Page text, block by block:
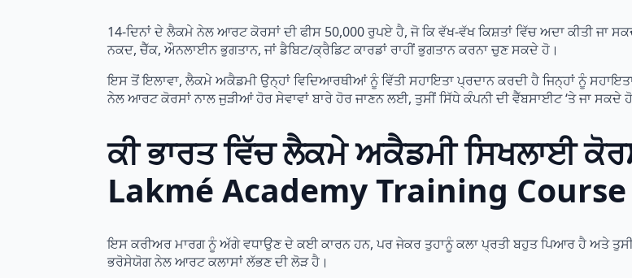
14-ਦਿਨਾਂ ਦੇ ਲੈਕਮੇ ਨੇਲ ਆਰਟ ਕੋਰਸਾਂ ਦੀ ਫੀਸ 50,000 ਰੁਪਏ ਹੈ, ਜੋ ਕਿ ਵੱਖ-ਵੱਖ ਕਿਸ਼ਤਾਂ ਵਿੱਚ ਅਦਾ ਕੀਤੀ ਜਾ
ਨਕਦ, ਚੈੱਕ, ਔਨਲਾਈਨ ਭੁਗਤਾਨ, ਜਾਂ ਡੈਬਿਟ/ਕ੍ਰੈਡਿਟ ਕਾਰਡਾਂ ਰਾਹੀਂ ਭੁਗਤਾਨ ਕਰਨਾ ਚੁਣ ਸਕਦੇ ਹੋ।
ਇਸ ਤੋਂ ਇਲਾਵਾ, ਲੈਕਮੇ ਅਕੈਡਮੀ ਉਨ੍ਹਾਂ ਵਿਦਿਆਰਥੀਆਂ ਨੂੰ ਵਿੱਤੀ ਸਹਾਇਤਾ ਪ੍ਰਦਾਨ ਕਰਦੀ ਹੈ ਜਿਨ੍ਹਾਂ ਨੂੰ
ਨੇਲ ਆਰਟ ਕੋਰਸਾਂ ਨਾਲ ਜੁੜੀਆਂ ਹੋਰ ਸੇਵਾਵਾਂ ਬਾਰੇ ਹੋਰ ਜਾਣਨ ਲਈ, ਤੁਸੀਂ ਸਿੱਧੇ ਕੰਪਨੀ ਦੀ ਵੈੱਬਸਾਈਟ ‘ਤੇ ਜਾ ਸਕਦੇ
ਕੀ ਭਾਰਤ ਵਿੱਚ ਲੈਕਮੇ ਅਕੈਡਮੀ ਸਿਖਲਾਈ
Lakmé Academy Training
ਇਸ ਕਰੀਅਰ ਮਾਰਗ ਨੂੰ ਅੱਗੇ ਵਧਾਉਣ ਦੇ ਕਈ ਕਾਰਨ ਹਨ, ਪਰ ਜੇਕਰ ਤੁਹਾਨੂੰ ਕਲਾ ਪ੍ਰਤੀ ਬਹੁਤ ਪਿਆਰ ਹੈ ਅਤੇ
ਭਰੋਸੇਯੋਗ ਨੇਲ ਆਰਟ ਕਲਾਸਾਂ ਲੱਭਣ ਦੀ ਲੋੜ ਹੈ।